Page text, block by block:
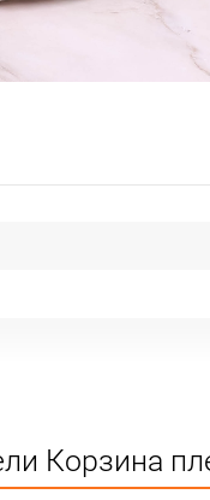
Корзина